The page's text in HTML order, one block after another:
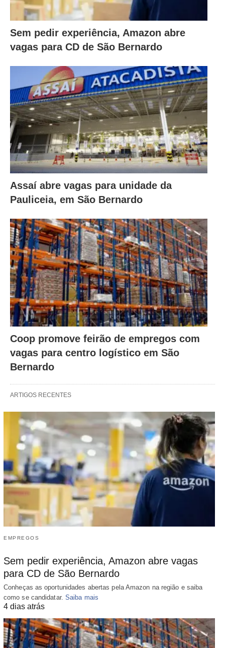
Sem pedir experiência, Amazon abre
vagas para CD de São Bernardo
Assaí abre vagas para unidade da
Pauliceia, em São Bernardo
Coop promove feirão de empregos com
vagas para centro logístico em São
Bernardo
ARTIGOS RECENTES
EMPREGOS
Sem pedir experiência, Amazon abre vagas
para CD de São Bernardo
Conheças as oportunidades abertas pela Amazon na região e saiba
como se candidatar. Saiba mais
4 dias atrás